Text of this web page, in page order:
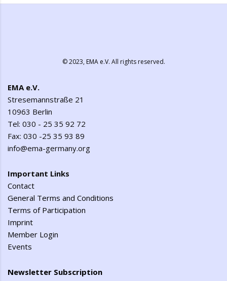
© 2023,EMA e.V. All rights reserved.
EMA e.V.
Stresemannstraße 21
10963 Berlin
Tel: 030 - 25 35 92 72
Fax: 030 -25 35 93 89
info@ema-germany.org
Important Links
Contact
General Terms and Conditions
Terms of Participation
Imprint
Member Login
Events
Newsletter Subscription